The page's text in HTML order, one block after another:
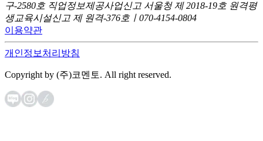
구-2580호 직업정보제공사업신고 서울청 제 2018-19호 원격평
생교육시설신고 제 원격-376호ㅣ070-4154-0804
이용약관
개인정보처리방침
Copyright by (주)코멘토. All right reserved.